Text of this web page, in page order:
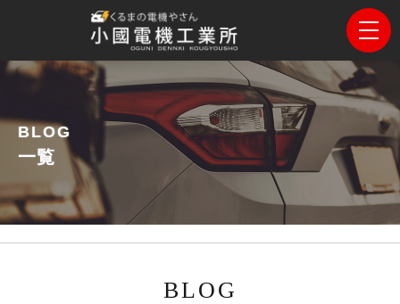
BLOG
一覧
BLOG